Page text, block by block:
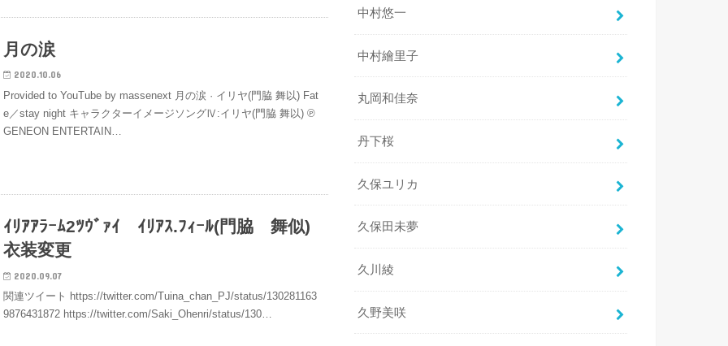
月の涙
2020.10.06
Provided to YouTube by massenext 月の涙 · イリヤ(門脇 舞以) Fat
e／stay night キャラクターイメージソングⅣ:イリヤ(門脇 舞以) ℗
GENEON ENTERTAIN…
ｲﾘｱｱﾗｰﾑ2ﾂｳﾞｧｲ ｲﾘｱｽ.ﾌｨｰﾙ(門脇 舞似)
衣装変更
2020.09.07
関連ツイート https://twitter.com/Tuina_chan_PJ/status/130281163
9876431872 https://twitter.com/Saki_Ohenri/status/130…
中村悠一
中村繪里子
丸岡和佳奈
丹下桜
久保ユリカ
久保田未夢
久川綾
久野美咲